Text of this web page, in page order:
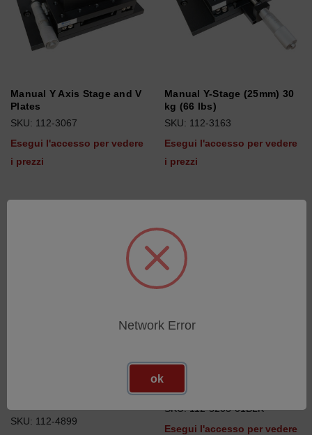
Manual Y Axis Stage and V
Plates
SKU: 112-3067
Esegui l'accesso per vedere
i prezzi
Manual Y-Stage (25mm) 30
kg (66 lbs)
SKU: 112-3163
Esegui l'accesso per vedere
i prezzi
Giunto sferico (mandrino di
SKU: 112-4899
Form Replica Kit Black
SKU: 112-5203-01BLK
Esegui l'accesso per vedere
Network Error
ok